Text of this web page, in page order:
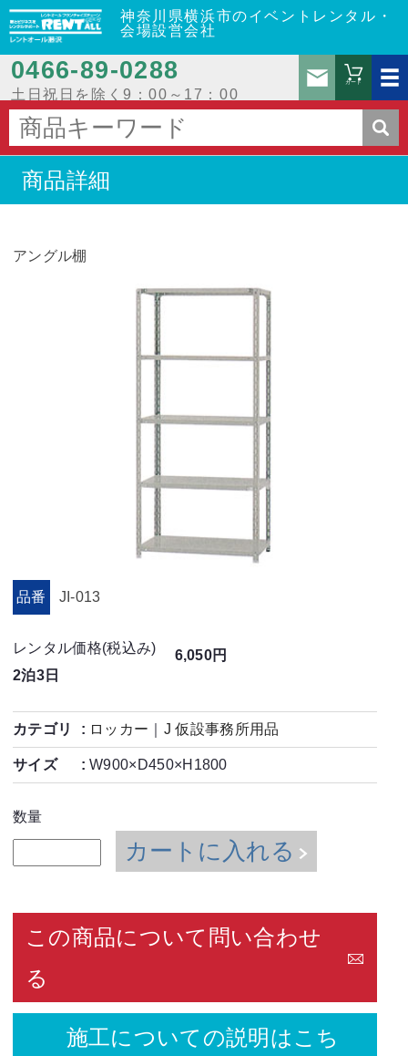
神奈川県横浜市のイベントレンタル・
会場設営会社
0466‐89‐0288
土日祝日を除く9：00～17：00
お問
カート
商品詳細
アングル棚
品番 JI-013
レンタル価格(税込み)
2泊3日
6,050円
カテゴリ ロッカー J 仮設事務所用品
サイズ W900×D450×H1800
数量
カートに入れる
この商品について問い合わせ
る
施工についての説明はこち